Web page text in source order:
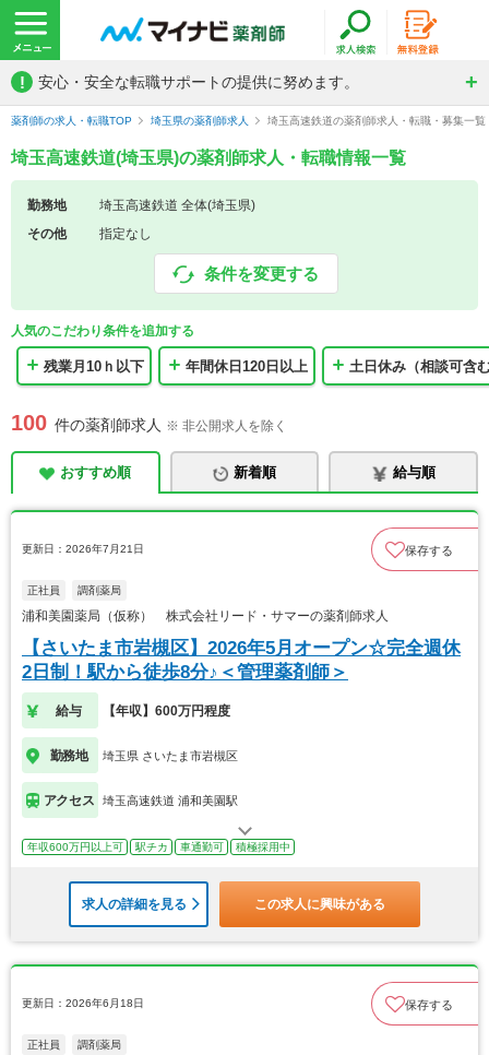
! 安心・安全な転職サポートの提供に努めます。
薬剤師の求人・転職TOP 埼玉県の薬剤師求人 埼玉高速鉄道の薬剤師求人・転職・募集一覧
埼玉高速鉄道(埼玉県)の薬剤師求人・転職情報一覧
勤務地
埼玉高速鉄道 全体(埼玉県)
その他
指定なし
条件を変更する
人気のこだわり条件を追加する
残業月10ｈ以下 年間休日120日以上 土日休み（相談可含
100 件の薬剤師求人 ※ 非公開求人を除く
おすすめ順 新着順 給与順
更新日：2026年7月21日 保存する
正社員 調剤薬局
浦和美園薬局（仮称） 株式会社リード・サマーの薬剤師求人
【さいたま市岩槻区】2026年5月オープン☆完全週休
2日制！駅から徒歩8分♪＜管理薬剤師＞
給与 【年収】600万円程度
勤務地 埼玉県 さいたま市岩槻区
アクセス 埼玉高速鉄道 浦和美園駅
年収600万円以上可 駅チカ 車通勤可 積極採用中
求人の詳細を見る この求人に興味がある
更新日：2026年6月18日 保存する
正社員 調剤薬局